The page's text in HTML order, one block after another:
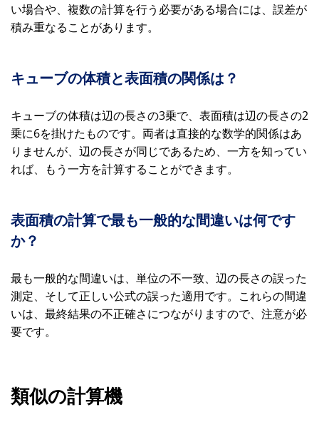
い場合や、複数の計算を行う必要がある場合には、誤差が
積み重なることがあります。
キューブの体積と表面積の関係は？
キューブの体積は辺の長さの3乗で、表面積は辺の長さの2
乗に6を掛けたものです。両者は直接的な数学的関係はあ
りませんが、辺の長さが同じであるため、一方を知ってい
れば、もう一方を計算することができます。
表面積の計算で最も一般的な間違いは何です
か？
最も一般的な間違いは、単位の不一致、辺の長さの誤った
測定、そして正しい公式の誤った適用です。これらの間違
いは、最終結果の不正確さにつながりますので、注意が必
要です。
類似の計算機